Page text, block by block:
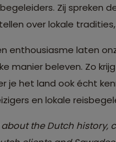
Zij spreken
over lokale
enthousiasme laten
manier beleven. Zo
je het land ook écht
en lokale
the Dutch history,